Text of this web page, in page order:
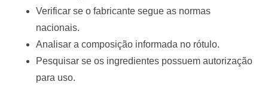
Verificar se o fabricante segue as normas
nacionais.
Analisar a composição informada no rótulo.
Pesquisar se os ingredientes possuem autorização
para uso.